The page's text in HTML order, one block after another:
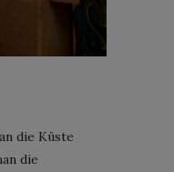
die Küste
die